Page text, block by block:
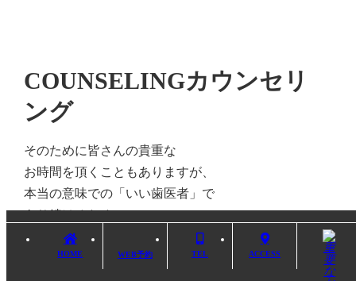
HOME WEB予約 TEL ACCESS
COUNSELINGカウンセリ
ング
そのために皆さんの貴重な
お時間を頂くこともありますが、
本当の意味での「いい歯医者」で
あり続けるために。
私たちは最善の治療法をもって
お口の悩みに向き合っています。